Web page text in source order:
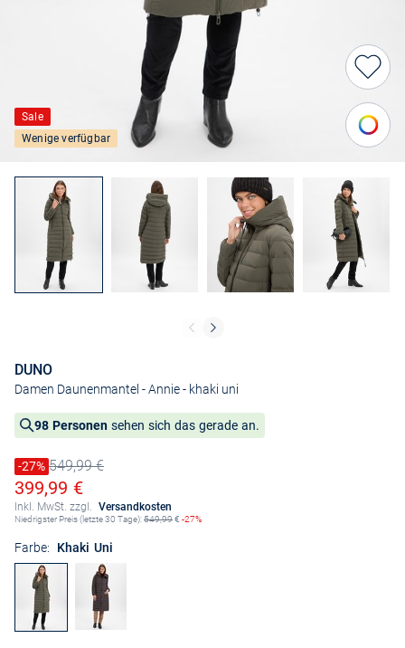
Sale
Wenige verfügbar
DUNO
Damen Daunenmantel - Annie- khaki uni
98 Personen sehen sich das gerade an.
Preis reduziert um
-27%
Alter Preis549,99 €
Ermäßigter Preis
399,99 €
Inkl. MwSt. zzgl. Versandkosten
Niedrigster Preis (letzte 30 Tage):549,99€ -27%
Farbe: Khaki Uni